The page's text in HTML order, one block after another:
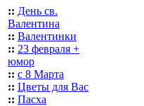
:: День св.
Валентина
:: Валентинки
:: 23 февраля +
юмор
:: с 8 Марта
:: Цветы для Вас
:: Пасха